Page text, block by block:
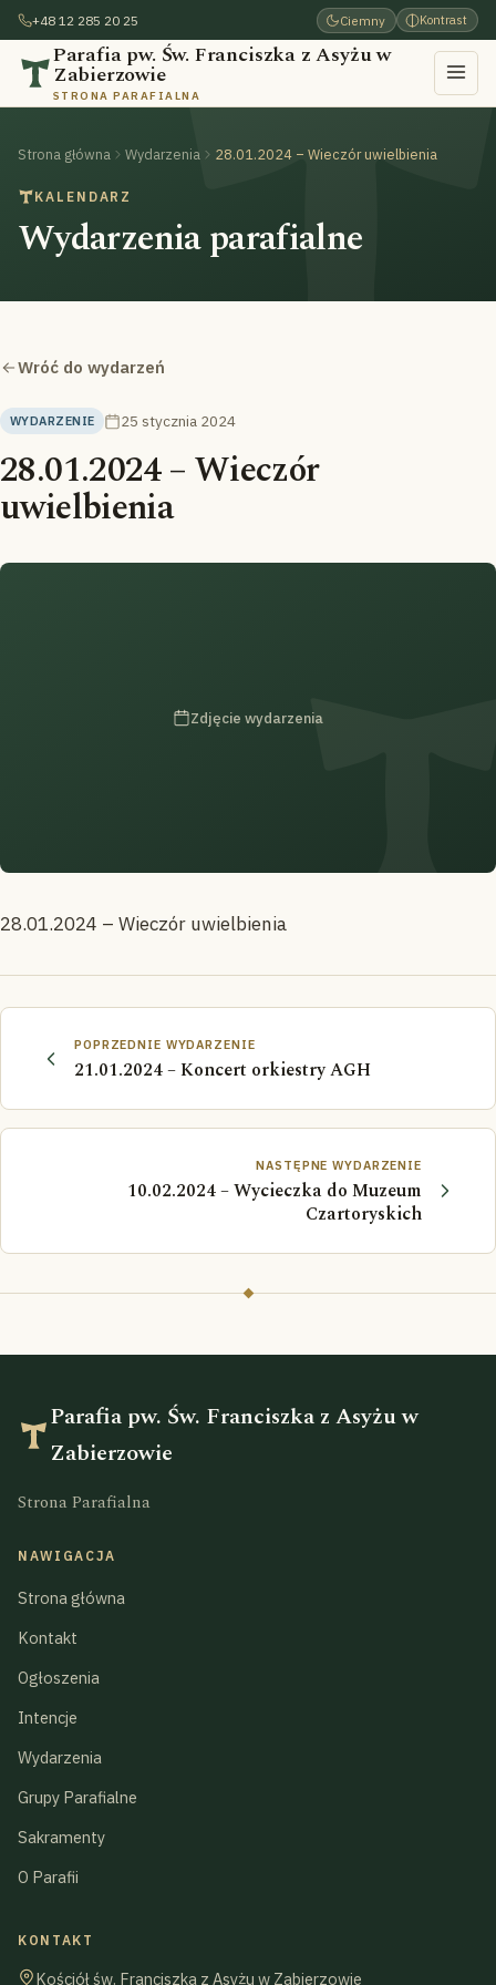
+48 12 285 20 25 Ciemny Kontrast
Parafia pw. Św. Franciszka z Asyżu w
Zabierzowie
STRONA PARAFIALNA
Strona główna Wydarzenia 28.01.2024 – Wieczór uwielbienia
KALENDARZ
Wydarzenia parafialne
Wróć do wydarzeń
WYDARZENIE 25 stycznia 2024
28.01.2024 – Wieczór
uwielbienia
Zdjęcie wydarzenia
28.01.2024 – Wieczór uwielbienia
POPRZEDNIE WYDARZENIE
21.01.2024 – Koncert orkiestry AGH
NASTĘPNE WYDARZENIE
10.02.2024 – Wycieczka do Muzeum
Czartoryskich
Parafia pw. Św. Franciszka z Asyżu w
Zabierzowie
Strona Parafialna
NAWIGACJA
Strona główna
Kontakt
Ogłoszenia
Intencje
Wydarzenia
Grupy Parafialne
Sakramenty
O Parafii
KONTAKT
Kościół św. Franciszka z Asyżu w Zabierzowie